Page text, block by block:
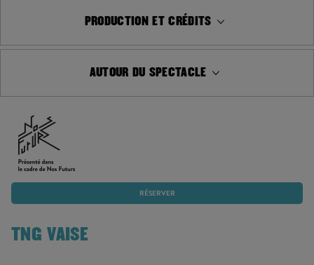
PRODUCTION ET CRÉDITS
AUTOUR DU SPECTACLE
RÉSERVER
TNG VAISE